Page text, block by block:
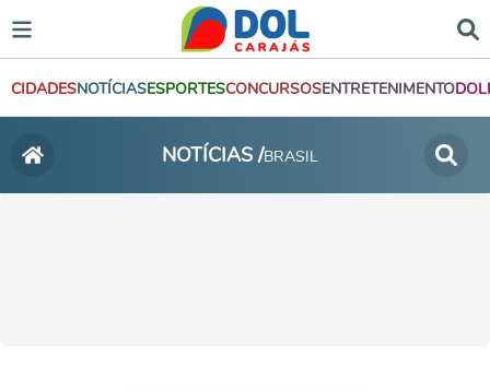
CIDADESNOTÍCIASESPORTESCONCURSOSENTRETENIMENTO
NOTÍCIAS /BRASIL